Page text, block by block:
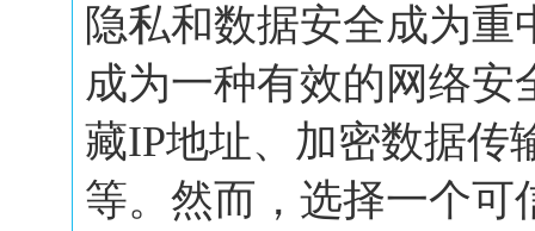
隐私和数据安全成为
成为一种有效的网络
藏IP地址、加密数据传
等。然而，选择一个可